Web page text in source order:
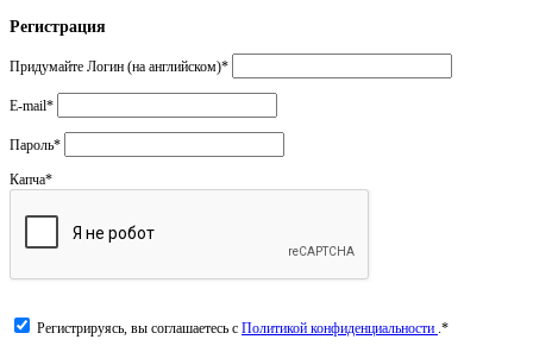
Регистрация
Придумайте Логин (на английском)*
E-mail*
Пароль*
Капча*
Регистрируясь, вы соглашаетесь с Политикой конфиденциальности .*